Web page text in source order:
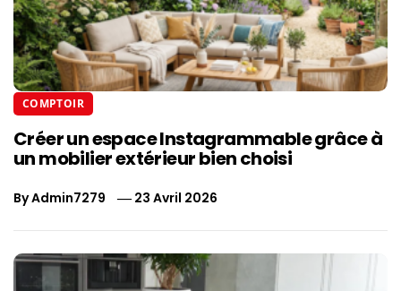
COMPTOIR
Créer un espace Instagrammable grâce à
un mobilier extérieur bien choisi
ByAdmin7279 23 Avril 2026